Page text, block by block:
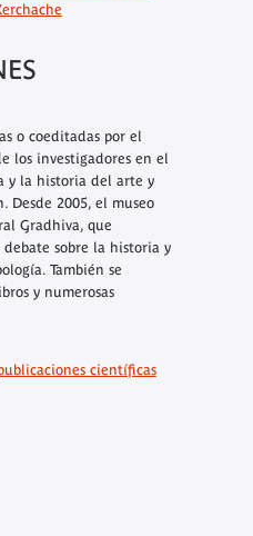
o coeditadas por el
los investigadores en el
y la historia del arte y
Desde 2005, el museo
Gradhiva, que
sobre la historia y
También se
y numerosas
científicas